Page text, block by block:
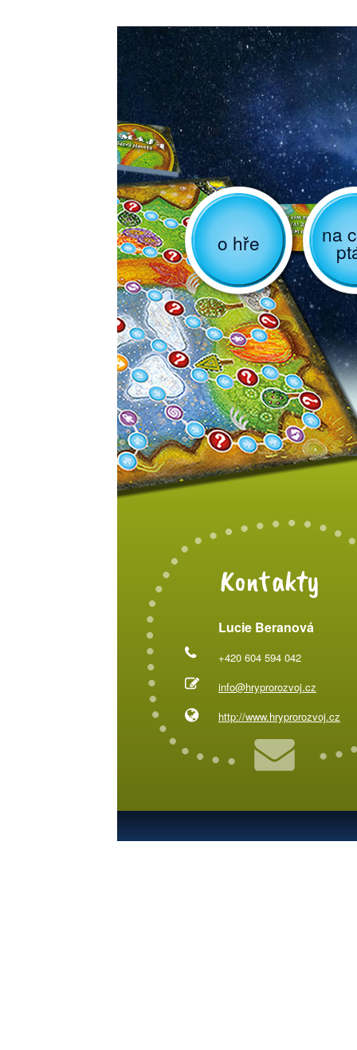
o hře na
Kontakty
Lucie Beranová
+420 604 594 042
info@hryprorozvoj.cz
http://www.hryprorozvoj.cz